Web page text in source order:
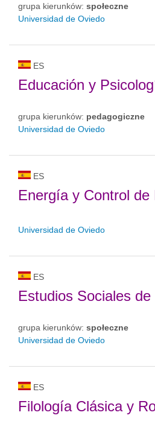
grupa kierunków: społeczne
Universidad de Oviedo
ES
Educación y
grupa kierunków: pedagogiczne
Universidad de Oviedo
ES
Energía y Control de
Universidad de Oviedo
ES
Estudios Sociales
grupa kierunków: społeczne
Universidad de Oviedo
ES
Filología Clásica y